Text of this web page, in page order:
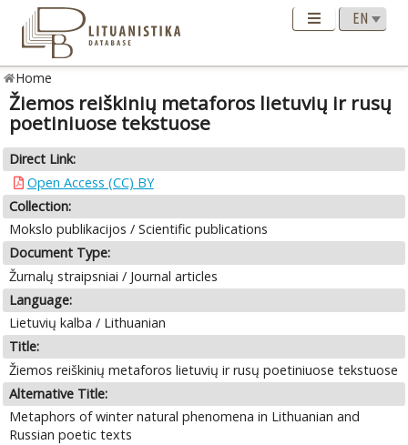
Home
Žiemos reiškinių metaforos lietuvių ir rusų
poetiniuose tekstuose
Direct Link:
Open Access (CC) BY
Collection:
Mokslo publikacijos / Scientific publications
Document Type:
Žurnalų straipsniai / Journal articles
Language:
Lietuvių kalba / Lithuanian
Title:
Žiemos reiškinių metaforos lietuvių ir rusų poetiniuose tekstuose
Alternative Title:
Metaphors of winter natural phenomena in Lithuanian and
Russian poetic texts